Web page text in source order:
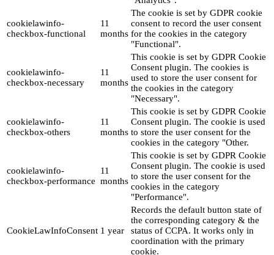
cookielawinfo-
checkbox-functional
11
months
The cookie is set by GDPR cookie
consent to record the user consent
for the cookies in the category
"Functional".
cookielawinfo-
checkbox-necessary
11
months
This cookie is set by GDPR Cookie
Consent plugin. The cookies is
used to store the user consent for
the cookies in the category
"Necessary".
cookielawinfo-
checkbox-others
11
months
This cookie is set by GDPR Cookie
Consent plugin. The cookie is used
to store the user consent for the
cookies in the category "Other.
cookielawinfo-
checkbox-performance
11
months
This cookie is set by GDPR Cookie
Consent plugin. The cookie is used
to store the user consent for the
cookies in the category
"Performance".
CookieLawInfoConsent 1 year
Records the default button state of
the corresponding category & the
status of CCPA. It works only in
coordination with the primary
cookie.